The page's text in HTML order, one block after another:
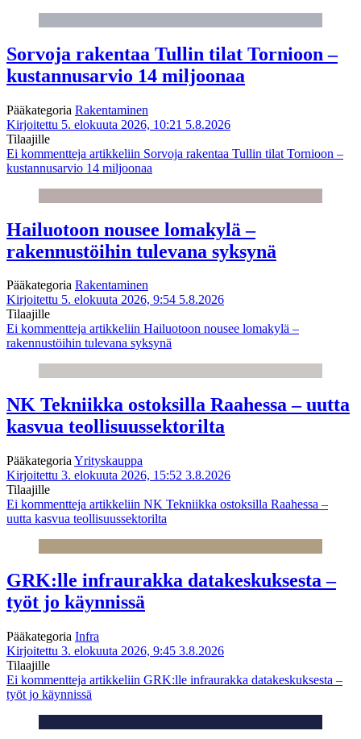
Sorvoja rakentaa Tullin tilat Tornioon –
kustannusarvio 14 miljoonaa
Pääkategoria Rakentaminen
Kirjoitettu 5. elokuuta 2026, 10:21 5.8.2026
Tilaajille
Ei kommentteja artikkeliin Sorvoja rakentaa Tullin tilat Tornioon –
kustannusarvio 14 miljoonaa
Hailuotoon nousee lomakylä –
rakennustöihin tulevana syksynä
Pääkategoria Rakentaminen
Kirjoitettu 5. elokuuta 2026, 9:54 5.8.2026
Tilaajille
Ei kommentteja artikkeliin Hailuotoon nousee lomakylä –
rakennustöihin tulevana syksynä
NK Tekniikka ostoksilla Raahessa – uutta
kasvua teollisuussektorilta
Pääkategoria Yrityskauppa
Kirjoitettu 3. elokuuta 2026, 15:52 3.8.2026
Tilaajille
Ei kommentteja artikkeliin NK Tekniikka ostoksilla Raahessa –
uutta kasvua teollisuussektorilta
GRK:lle infraurakka datakeskuksesta –
työt jo käynnissä
Pääkategoria Infra
Kirjoitettu 3. elokuuta 2026, 9:45 3.8.2026
Tilaajille
Ei kommentteja artikkeliin GRK:lle infraurakka datakeskuksesta –
työt jo käynnissä